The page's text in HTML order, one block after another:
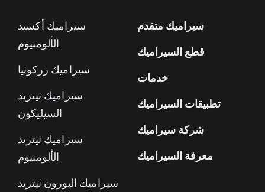
سيراميك متقدم
قطع السيراميك
خدمات
تطبيقات السيراميك
شركة سيراميك
معرفة السيراميك
سيراميك أكسيد
الألومنيوم
سيراميك زركونيا
سيراميك نيتريد
السيليكون
سيراميك نيتريد
الألومنيوم
سيراميك البورون نيتريد